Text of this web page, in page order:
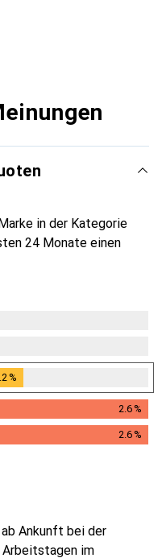
in der Kategorie
24 Monate einen
%
2.6%
2.6%
Ankunft bei der
im